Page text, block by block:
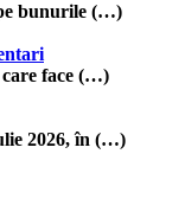
bunurile (…)
care face (…)
2026, în (…)